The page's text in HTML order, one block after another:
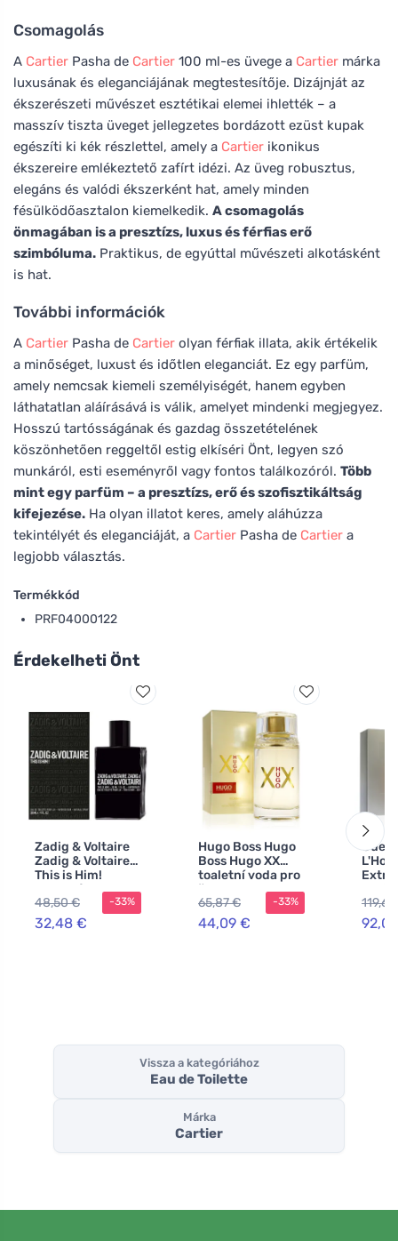
Csomagolás
A Cartier Pasha de Cartier 100 ml-es üvege a Cartier márka
luxusának és eleganciájának megtestesítője. Dizájnját az
ékszerészeti művészet esztétikai elemei ihlették – a
masszív tiszta üveget jellegzetes bordázott ezüst kupak
egészíti ki kék részlettel, amely a Cartier ikonikus
ékszereire emlékeztető zafírt idézi. Az üveg robusztus,
elegáns és valódi ékszerként hat, amely minden
fésülködőasztalon kiemelkedik. A csomagolás
önmagában is a presztízs, luxus és férfias erő
szimbóluma. Praktikus, de egyúttal művészeti alkotásként
is hat.
További információk
A Cartier Pasha de Cartier olyan férfiak illata, akik értékelik
a minőséget, luxust és időtlen eleganciát. Ez egy parfüm,
amely nemcsak kiemeli személyiségét, hanem egyben
láthatatlan aláírásává is válik, amelyet mindenki megjegyez.
Hosszú tartósságának és gazdag összetételének
köszönhetően reggeltől estig elkíséri Önt, legyen szó
munkáról, esti eseményről vagy fontos találkozóról. Több
mint egy parfüm – a presztízs, erő és szofisztikáltság
kifejezése. Ha olyan illatot keres, amely aláhúzza
tekintélyét és eleganciáját, a Cartier Pasha de Cartier a
legjobb választás.
Termékkód
PRF04000122
Érdekelheti Önt
Zadig & Voltaire
Zadig & Voltaire
This is Him!
toaletní voda pro
muže
48,50 €
32,48 €
-33%
Hugo Boss Hugo
Boss Hugo XX
toaletní voda pro
ženy
65,87 €
44,09 €
-33%
Vissza a kategóriához
Eau de Toilette
Márka
Cartier